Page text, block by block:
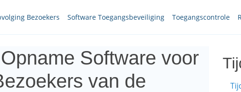
Bezoekers Software Toegangsbeveiliging Toegangscontrole
Software voor
van de